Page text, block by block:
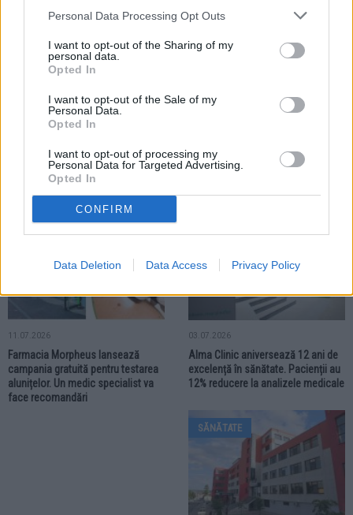
Personal Data Processing Opt Outs
I want to opt-out of the Sharing of my
personal data.
Opted In
I want to opt-out of the Sale of my
Personal Data.
Opted In
I want to opt-out of processing my
Personal Data for Targeted Advertising.
Opted In
CONFIRM
Data Deletion Data Access Privacy Policy
dermatologică de la Farmacia
Morpheus. Trei leziuni suspecte au
fost depistate
SĂNĂTATE
11.07.2026
Farmacia Morpheus lansează
campania gratuită pentru testarea
alunițelor. Un medic specialist va
face recomandări
03.07.2026
Alma Clinic aniversează 12 ani de
excelență în sănătate. Pacienții au
12% reducere la analizele medicale
SĂNĂTATE